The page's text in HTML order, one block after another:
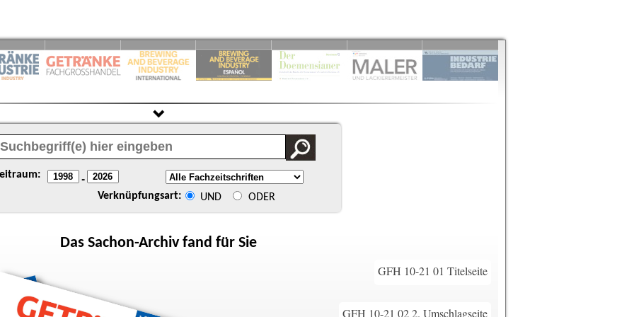
-
Verknüpfungsart: UND ODER
Das Sachon-Archiv fand für Sie
GFH 10-21 01 Titelseite
GFH 10-21 02 2. Umschlagseite